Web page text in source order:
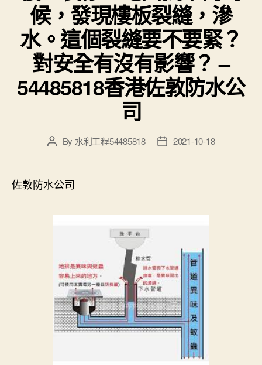
候，發現樓板裂縫，滲
水。這個裂縫要不要緊？
對安全有沒有影響？ –
54485818香港佐敦防水公
司
PostBy 水利工程54485818
Post2021-10-18
佐敦防水公司